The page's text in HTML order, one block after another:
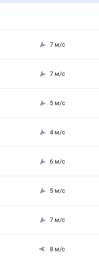
7 м/с
7 м/с
5 м/с
4 м/с
6 м/с
5 м/с
7 м/с
8 м/с